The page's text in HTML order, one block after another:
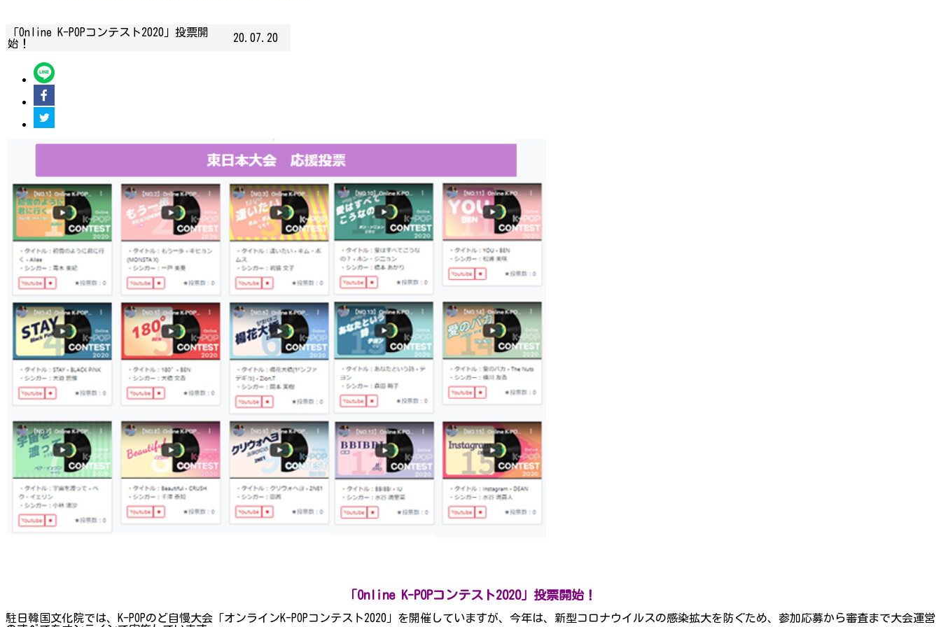
「Online K-POPコンテスト2020」投票開
始！
20.07.20
「Online K-POPコンテスト2020」投票開始！
駐日韓国文化院では、K-POPのど自慢大会「オンラインK-POPコンテスト2020」を開催していますが、今年は、新型コロナウイルスの感染拡大を防ぐため、参加応募から審査まで大会運営